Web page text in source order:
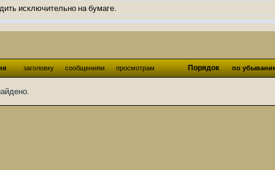
исключительно на бумаге.
и Ангелы из Ада были и будут только на бумаге.
Ангелов из Ада, а в электронном варианте нету вариантов?
какие, подскажите пожалуйста?)
аболетов на бусти:
заголовку сообщениям просмотрам Порядок по